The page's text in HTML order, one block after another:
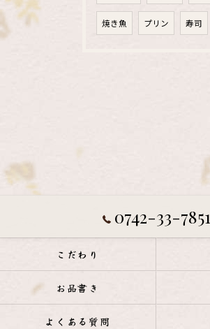
焼き魚 プリン 寿司
0742-33-7851
こだわり
お品書き
よくある質問